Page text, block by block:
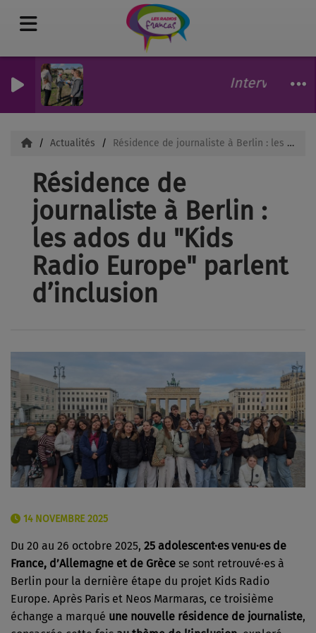
Interview de
Actualités Résidence de journaliste à Berlin : les ados du "Kids Radio Europe" parlent d’inclusion
Résidence de
journaliste à Berlin :
les ados du "Kids
Radio Europe" parlent
d’inclusion
14 NOVEMBRE 2025
Du 20 au 26 octobre 2025, 25 adolescent·es venu·es de
France, d’Allemagne et de Grèce se sont retrouvé·es à
Berlin pour la dernière étape du projet Kids Radio
Europe. Après Paris et Neos Marmaras, ce troisième
échange a marqué une nouvelle résidence de journaliste,